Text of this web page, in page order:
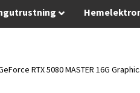
RTX 5080 MASTER 16G